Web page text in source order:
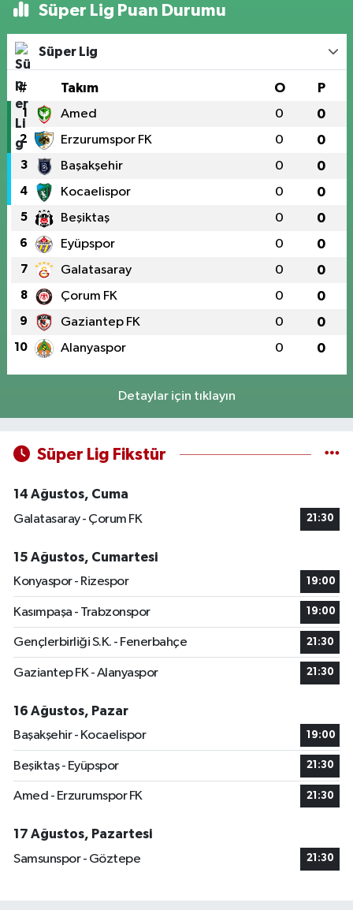
Süper Lig Puan Durumu
Süper Lig
# Takım O P
1 Amed 0 0
2 Erzurumspor FK 0 0
3 Başakşehir 0 0
4 Kocaelispor 0 0
5 Beşiktaş 0 0
6 Eyüpspor 0 0
7 Galatasaray 0 0
8 Çorum FK 0 0
9 Gaziantep FK 0 0
10 Alanyaspor 0 0
Detaylar için tıklayın
Süper Lig Fikstür
14 Ağustos, Cuma
Galatasaray - Çorum FK
21:30
15 Ağustos, Cumartesi
Konyaspor - Rizespor
19:00
Kasımpaşa - Trabzonspor 19:00
Gençlerbirliği S.K. - Fenerbahçe 21:30
Gaziantep FK - Alanyaspor 21:30
16 Ağustos, Pazar
Başakşehir - Kocaelispor
19:00
Beşiktaş - Eyüpspor 21:30
Amed - Erzurumspor FK 21:30
17 Ağustos, Pazartesi
Samsunspor - Göztepe
21:30